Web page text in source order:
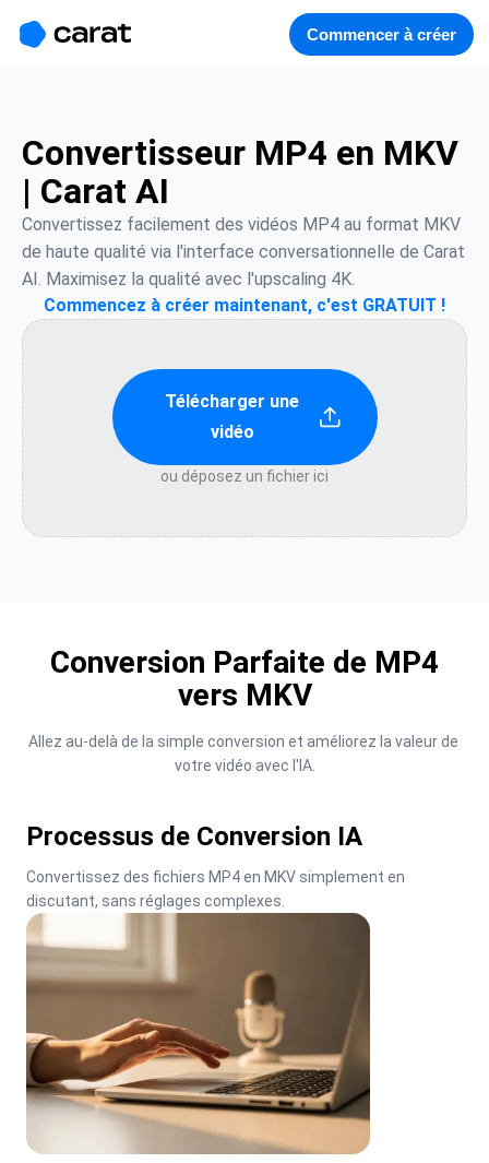
소개
Commencer à créer
Convertisseur MP4 en MKV
| Carat AI
Convertissez facilement des vidéos MP4 au format MKV
de haute qualité via l'interface conversationnelle de Carat
AI. Maximisez la qualité avec l'upscaling 4K.
Commencez à créer maintenant, c'est GRATUIT !
Télécharger une
vidéo
ou déposez un fichier ici
Conversion Parfaite de MP4
vers MKV
Allez au-delà de la simple conversion et améliorez la valeur de
votre vidéo avec l'IA.
Processus de Conversion IA
Convertissez des fichiers MP4 en MKV simplement en
discutant, sans réglages complexes.